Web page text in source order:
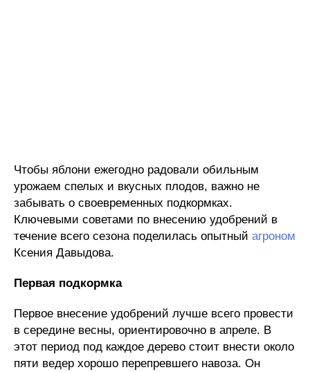
Чтобы яблони ежегодно радовали обильным
урожаем спелых и вкусных плодов, важно не
забывать о своевременных подкормках.
Ключевыми советами по внесению удобрений в
течение всего сезона поделилась опытный агроном
Ксения Давыдова.
Первая подкормка
Первое внесение удобрений лучше всего провести
в середине весны, ориентировочно в апреле. В
этот период под каждое дерево стоит внести около
пяти ведер хорошо перепревшего навоза. Он